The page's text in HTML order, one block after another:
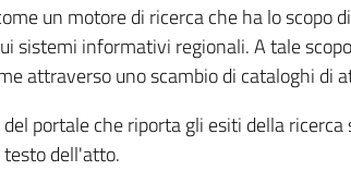
un motore di ricerca che ha lo
sistemi informativi regionali. A tale
attraverso uno scambio di cataloghi di
portale che riporta gli esiti della
dell'atto.